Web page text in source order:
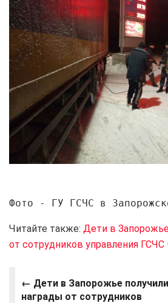
Фото - ГУ ГСЧС в
Читайте также: Дети в
от сотрудников управления
← Дети в Запорожье получили
награды от сотрудников